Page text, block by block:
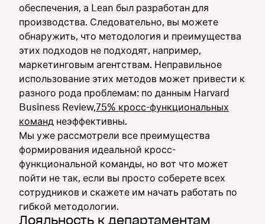
обеспечения, а Lean был разработан для
производства. Следовательно, вы можете
обнаружить, что методология и преимущества
этих подходов не подходят, например,
маркетинговым агентствам. Неправильное
использование этих методов может привести к
разного рода проблемам: по данным Harvard
Business Review,75% кросс-функциональных
команд неэффективны.
Мы уже рассмотрели все преимущества
формирования идеальной кросс-
функциональной команды, но вот что может
пойти не так, если вы просто соберете всех
сотрудников и скажете им начать работать по
гибкой методологии.
Лояльность к департаментам